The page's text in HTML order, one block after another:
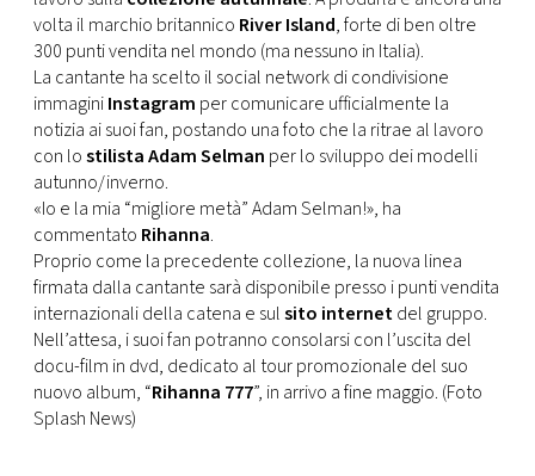
volta il marchio britannico River Island, forte di ben oltre
300 punti vendita nel mondo (ma nessuno in Italia).
La cantante ha scelto il social network di condivisione
immaginiInstagram per comunicare ufficialmente la
notizia ai suoi fan, postando una foto che la ritrae al lavoro
con lostilista Adam Selman per lo sviluppo dei modelli
autunno/inverno.
«Io e la mia “migliore metà” Adam Selman!», ha
commentato Rihanna.
Proprio come la precedente collezione, la nuova linea
firmata dalla cantante sarà disponibile presso i punti vendita
internazionali della catena e sulsito internetdel gruppo.
Nell’attesa, i suoi fan potranno consolarsi con l’uscita del
docu-film in dvd, dedicato al tour promozionale del suo
nuovo album, “Rihanna 777”, in arrivo a fine maggio. (Foto
Splash News)